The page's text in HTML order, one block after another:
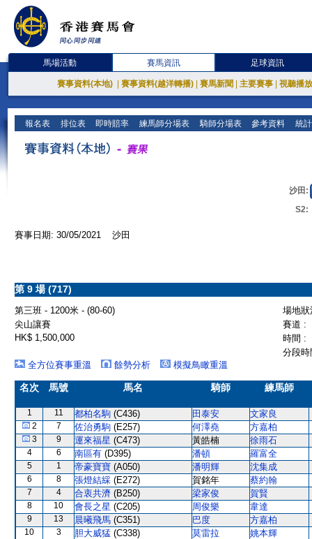
馬場活動 賽馬資訊 足球資訊
賽事資料(本地) 賽事資料(越洋轉播) 賽馬新聞 主要賽事 視聽播
報名表 排位表 即時賠率 練馬師分場表 騎師分場表 參考資料 統
沙田:
S2:
賽事日期: 30/05/2021 沙田
第 9 場 (717)
第三班 - 1200米 - (80-60)
場地
尖山讓賽
賽道 :
HK$ 1,500,000
時間 :
分段
全方位賽事重溫
餘勢分析 模擬鳥瞰重溫
名次 馬號 馬名 騎師 練馬師
1 11 都柏名駒 (C436) 田泰安 文家良
2 7 佐治勇駒 (E257) 何澤堯 方嘉柏
3 9 運來福星 (C473) 黃皓楠 徐雨石
4 6 南區有 (D395) 潘頓 羅富全
5 1 帝豪寶寶 (A050) 潘明輝 沈集成
6 8 張燈結綵 (E272) 賀銘年 蔡約翰
7 4 合衷共濟 (B250) 梁家俊 賀賢
8 10 會長之星 (C205) 周俊樂 韋達
9 13 晨曦飛馬 (C351) 巴度 方嘉柏
10 3 胆大威猛 (C338) 莫雷拉 姚本輝